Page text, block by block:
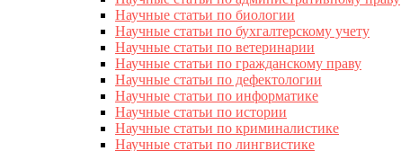
Научные статьи по биологии
Научные статьи по бухгалтерскому учету
Научные статьи по ветеринарии
Научные статьи по гражданскому праву
Научные статьи по дефектологии
Научные статьи по информатике
Научные статьи по истории
Научные статьи по криминалистике
Научные статьи по лингвистике